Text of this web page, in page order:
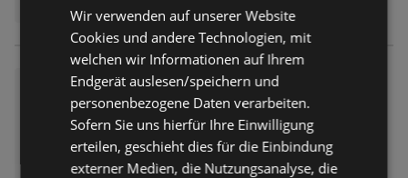
Aldi Süd: Wochenangebote
Prospekt nicht mehr gültig
Abgelaufen am: 11.07.2026
Entfernt: 0,86 km
Wir verwenden auf unserer Website
Cookies und andere Technologien, mit
welchen wir Informationen auf Ihrem
Endgerät auslesen/speichern und
personenbezogene Daten verarbeiten.
Sofern Sie uns hierfür Ihre Einwilligung
erteilen, geschieht dies für die Einbindung
externer Medien, die Nutzungsanalyse, die